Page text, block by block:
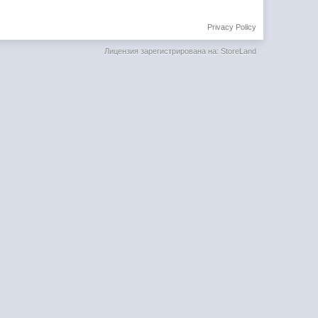
Privacy Policy
Лицензия зарегистрирована на: StoreLand